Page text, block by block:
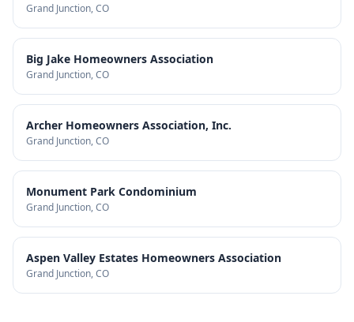
Grand Junction, CO
Big Jake Homeowners Association
Grand Junction, CO
Archer Homeowners Association, Inc.
Grand Junction, CO
Monument Park Condominium
Grand Junction, CO
Aspen Valley Estates Homeowners Association
Grand Junction, CO